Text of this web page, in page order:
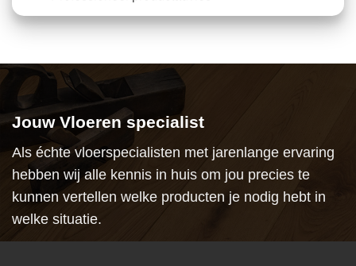
Jouw Vloeren specialist
Als échte vloerspecialisten met jarenlange ervaring
hebben wij alle kennis in huis om jou precies te
kunnen vertellen welke producten je nodig hebt in
welke situatie.